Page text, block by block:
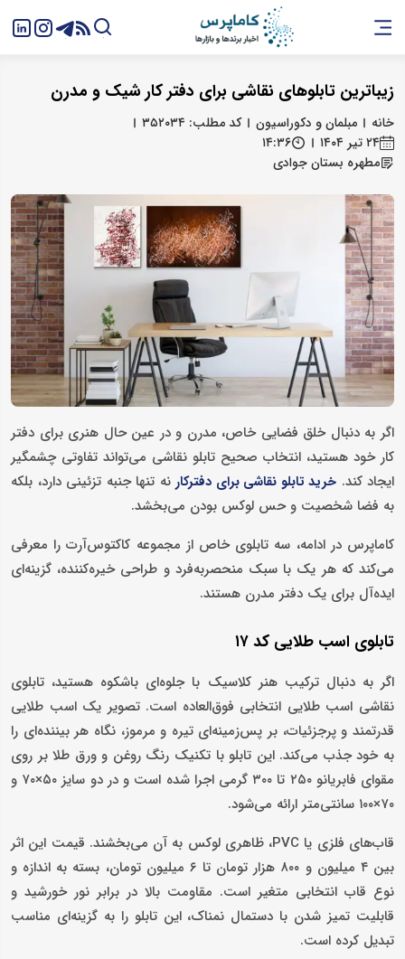
زیباترین تابلوهای نقاشی برای دفتر کار شیک و مدرن
خانه مبلمان و دکوراسیون
کد مطلب: ۳۵۲۰۳۴
۲۴ تیر ۱۴۰۴
۱۴:۳۶
مطهره بستان‌ جوادی
اگر به‌ دنبال خلق فضایی خاص، مدرن و در عین حال هنری برای دفتر
کار خود هستید، انتخاب صحیح تابلو نقاشی می‌تواند تفاوتی چشمگیر
ایجاد کند. خرید تابلو نقاشی برای دفترکار نه تنها جنبه تزئینی دارد، بلکه
به فضا شخصیت و حس لوکس بودن می‌بخشد.
کاماپرس در ادامه، سه تابلوی خاص از مجموعه کاکتوس‌آرت را معرفی
می‌کند که هر یک با سبک منحصربه‌فرد و طراحی خیره‌کننده، گزینه‌ای
ایده‌آل برای یک دفتر مدرن هستند.
تابلوی اسب طلایی کد ۱۷
اگر به دنبال ترکیب هنر کلاسیک با جلوه‌ای باشکوه هستید، تابلوی
نقاشی اسب طلایی انتخابی فوق‌العاده است. تصویر یک اسب طلایی
قدرتمند و پرجزئیات، بر پس‌زمینه‌ای تیره و مرموز، نگاه هر بیننده‌ای را
به خود جذب می‌کند. این تابلو با تکنیک رنگ روغن و ورق طلا بر روی
مقوای فابریانو ۲۵۰ تا ۳۰۰ گرمی اجرا شده است و در دو سایز ۵۰×۷۰ و
۷۰×۱۰۰ سانتی‌متر ارائه می‌شود.
قاب‌های فلزی یا PVC، ظاهری لوکس به آن می‌بخشند. قیمت این اثر
بین ۴ میلیون و ۸۰۰ هزار تومان تا ۶ میلیون تومان، بسته به اندازه و
نوع قاب انتخابی متغیر است. مقاومت بالا در برابر نور خورشید و
قابلیت تمیز شدن با دستمال نمناک، این تابلو را به گزینه‌ای مناسب
تبدیل کرده است.